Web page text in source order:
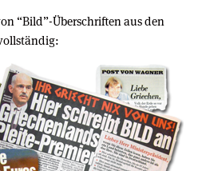
“Bild”-Überschriften aus den